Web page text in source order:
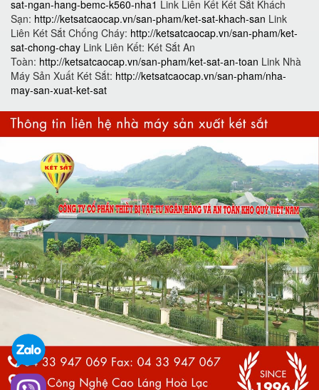
sat-ngan-hang-bemc-k560-nha1 Link Liên Kết Két Sắt Khách
Sạn: http://ketsatcaocap.vn/san-pham/ket-sat-khach-san Link
Liên Két Sắt Chống Cháy: http://ketsatcaocap.vn/san-pham/ket-
sat-chong-chay Link Liên Kết: Két Sắt An
Toàn: http://ketsatcaocap.vn/san-pham/ket-sat-an-toan Link Nhà
Máy Sản Xuất Két Sắt: http://ketsatcaocap.vn/san-pham/nha-
may-san-xuat-ket-sat